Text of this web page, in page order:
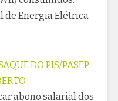
de Energia Elétrica
DO PIS/PASEP
abono salarial dos